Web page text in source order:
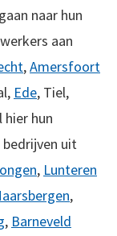
naar hun
aan
,Amersfoort
Ede, Tiel,
hier hun
bedrijven uit
, Lunteren
,
, Barneveld